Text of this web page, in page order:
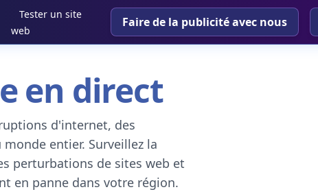
Tester un site
web
Faire de la publicité avec nous
en direct
d'internet, des
entier. Surveillez la
perturbations de sites web et
en panne dans votre région.